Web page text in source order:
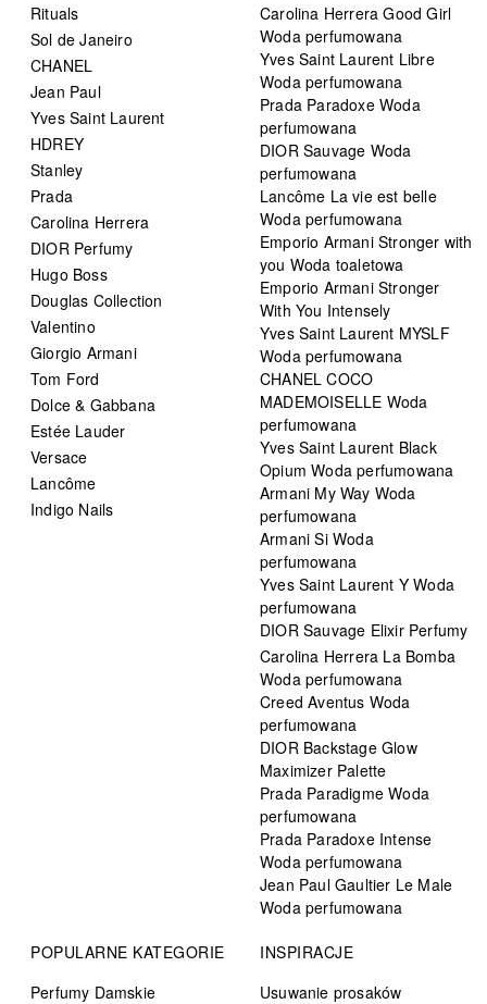
Rituals
Sol de Janeiro
CHANEL
Jean Paul
Yves Saint Laurent
HDREY
Stanley
Prada
Carolina Herrera
DIOR Perfumy
Hugo Boss
Douglas Collection
Valentino
Giorgio Armani
Tom Ford
Dolce & Gabbana
Estée Lauder
Versace
Lancôme
Indigo Nails
Carolina Herrera Good Girl
Woda perfumowana
Yves Saint Laurent Libre
Woda perfumowana
Prada Paradoxe Woda
perfumowana
DIOR Sauvage Woda
perfumowana
Lancôme La vie est belle
Woda perfumowana
Emporio Armani Stronger with
you Woda toaletowa
Emporio Armani Stronger
With You Intensely
Yves Saint Laurent MYSLF
Woda perfumowana
CHANEL COCO
MADEMOISELLE Woda
perfumowana
Yves Saint Laurent Black
Opium Woda perfumowana
Armani My Way Woda
perfumowana
Armani Si Woda
perfumowana
Yves Saint Laurent Y Woda
perfumowana
DIOR Sauvage Elixir Perfumy
Carolina Herrera La Bomba
Woda perfumowana
Creed Aventus Woda
perfumowana
DIOR Backstage Glow
Maximizer Palette
Prada Paradigme Woda
perfumowana
Prada Paradoxe Intense
Woda perfumowana
Jean Paul Gaultier Le Male
Woda perfumowana
POPULARNE KATEGORIE
Perfumy Damskie
INSPIRACJE
Usuwanie prosaków